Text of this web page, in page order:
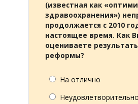
(известная как
здравоохранения»)
продолжается с 2010
настоящее время. Как
оцениваете
реформы?
На отлично
Неудовлетворительно